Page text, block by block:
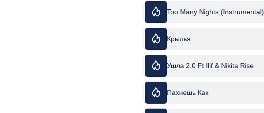
Too Many Nights (Instrumental)
Крылья
Ушла 2.0 Ft Ilif & Nikita Rise
Пахнешь Как